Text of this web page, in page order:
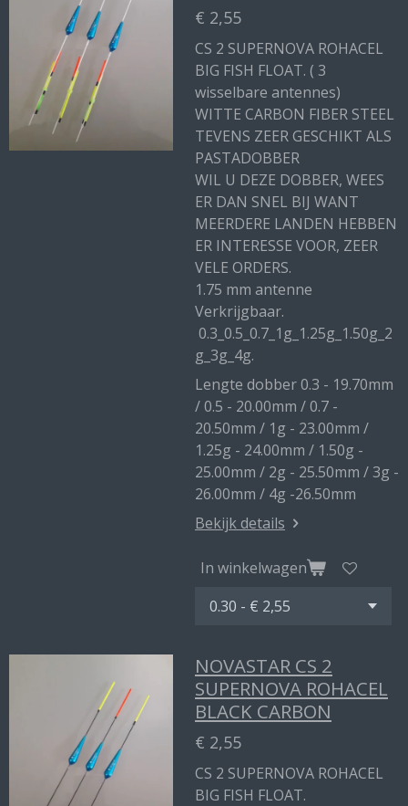
€ 2,55
CS 2 SUPERNOVA ROHACEL
BIG FISH FLOAT. ( 3
wisselbare antennes)
WITTE CARBON FIBER STEEL
TEVENS ZEER GESCHIKT ALS
PASTADOBBER
WIL U DEZE DOBBER, WEES
ER DAN SNEL BIJ WANT
MEERDERE LANDEN HEBBEN
ER INTERESSE VOOR, ZEER
VELE ORDERS.
1.75 mm antenne
Verkrijgbaar.
0.3_0.5_0.7_1g_1.25g_1.50g_2
g_3g_4g.
Lengte dobber 0.3 - 19.70mm
/ 0.5 - 20.00mm / 0.7 -
20.50mm / 1g - 23.00mm /
1.25g - 24.00mm / 1.50g -
25.00mm / 2g - 25.50mm / 3g -
26.00mm / 4g -26.50mm
Bekijk details
In winkelwagen
NOVASTAR CS 2
SUPERNOVA ROHACEL
BLACK CARBON
€ 2,55
CS 2 SUPERNOVA ROHACEL
BIG FISH FLOAT.